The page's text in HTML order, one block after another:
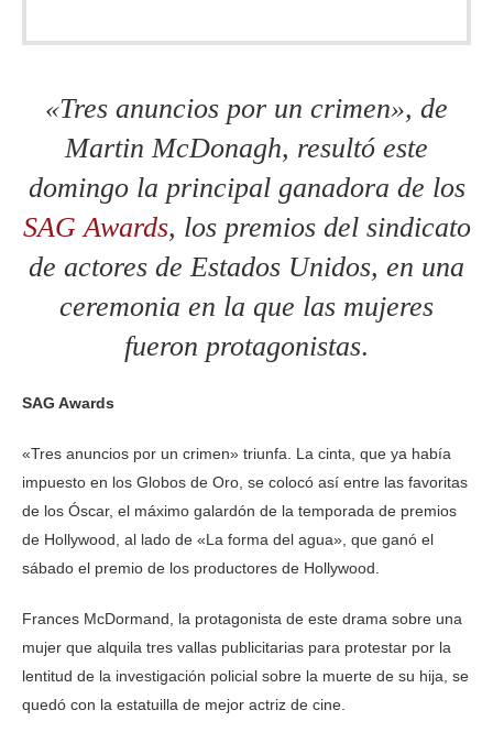
«Tres anuncios por un crimen», de
Martin McDonagh, resultó este
domingo la principal ganadora de los
SAG Awards, los premios del sindicato
de actores de Estados Unidos, en una
ceremonia en la que las mujeres
fueron protagonistas.
SAG Awards
«Tres anuncios por un crimen» triunfa. La cinta, que ya había
impuesto en los Globos de Oro, se colocó así entre las favoritas
de los Óscar, el máximo galardón de la temporada de premios
de Hollywood, al lado de «La forma del agua», que ganó el
sábado el premio de los productores de Hollywood.
Frances McDormand, la protagonista de este drama sobre una
mujer que alquila tres vallas publicitarias para protestar por la
lentitud de la investigación policial sobre la muerte de su hija, se
quedó con la estatuilla de mejor actriz de cine.